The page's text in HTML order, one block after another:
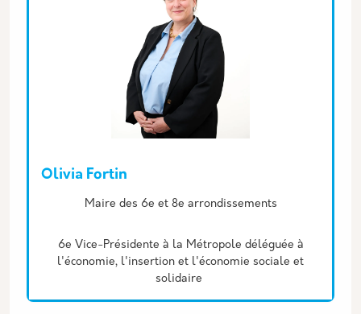
Olivia Fortin
DescriptionMaire des 6e et 8e arrondissements
6e Vice-Présidente à la Métropole déléguée à
l'économie, l'insertion et l'économie sociale et
solidaire